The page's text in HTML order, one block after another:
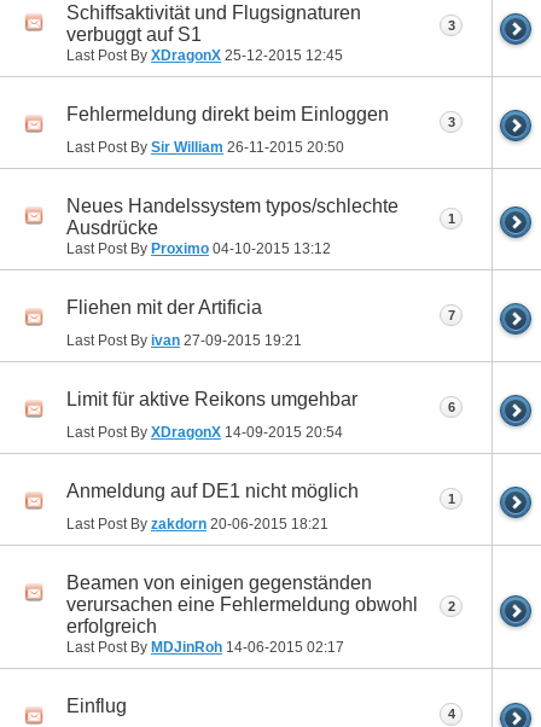
Schiffsaktivität und Flugsignaturen
verbuggt auf S1
Last Post By XDragonX 25-12-2015 12:45
3
Fehlermeldung direkt beim Einloggen
Last Post By Sir William 26-11-2015 20:50
3
Neues Handelssystem typos/schlechte
Ausdrücke
Last Post By Proximo 04-10-2015 13:12
1
Fliehen mit der Artificia
Last Post By ivan 27-09-2015 19:21
7
Limit für aktive Reikons umgehbar
Last Post By XDragonX 14-09-2015 20:54
6
Anmeldung auf DE1 nicht möglich
Last Post By zakdorn 20-06-2015 18:21
1
Beamen von einigen gegenständen
verursachen eine Fehlermeldung obwohl
erfolgreich
Last Post By MDJinRoh 14-06-2015 02:17
2
Einflug 4